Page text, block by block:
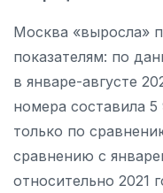
Москва «выросла»
показателям: по
в январе-августе
номера составила
только по
сравнению с
относительно 2021